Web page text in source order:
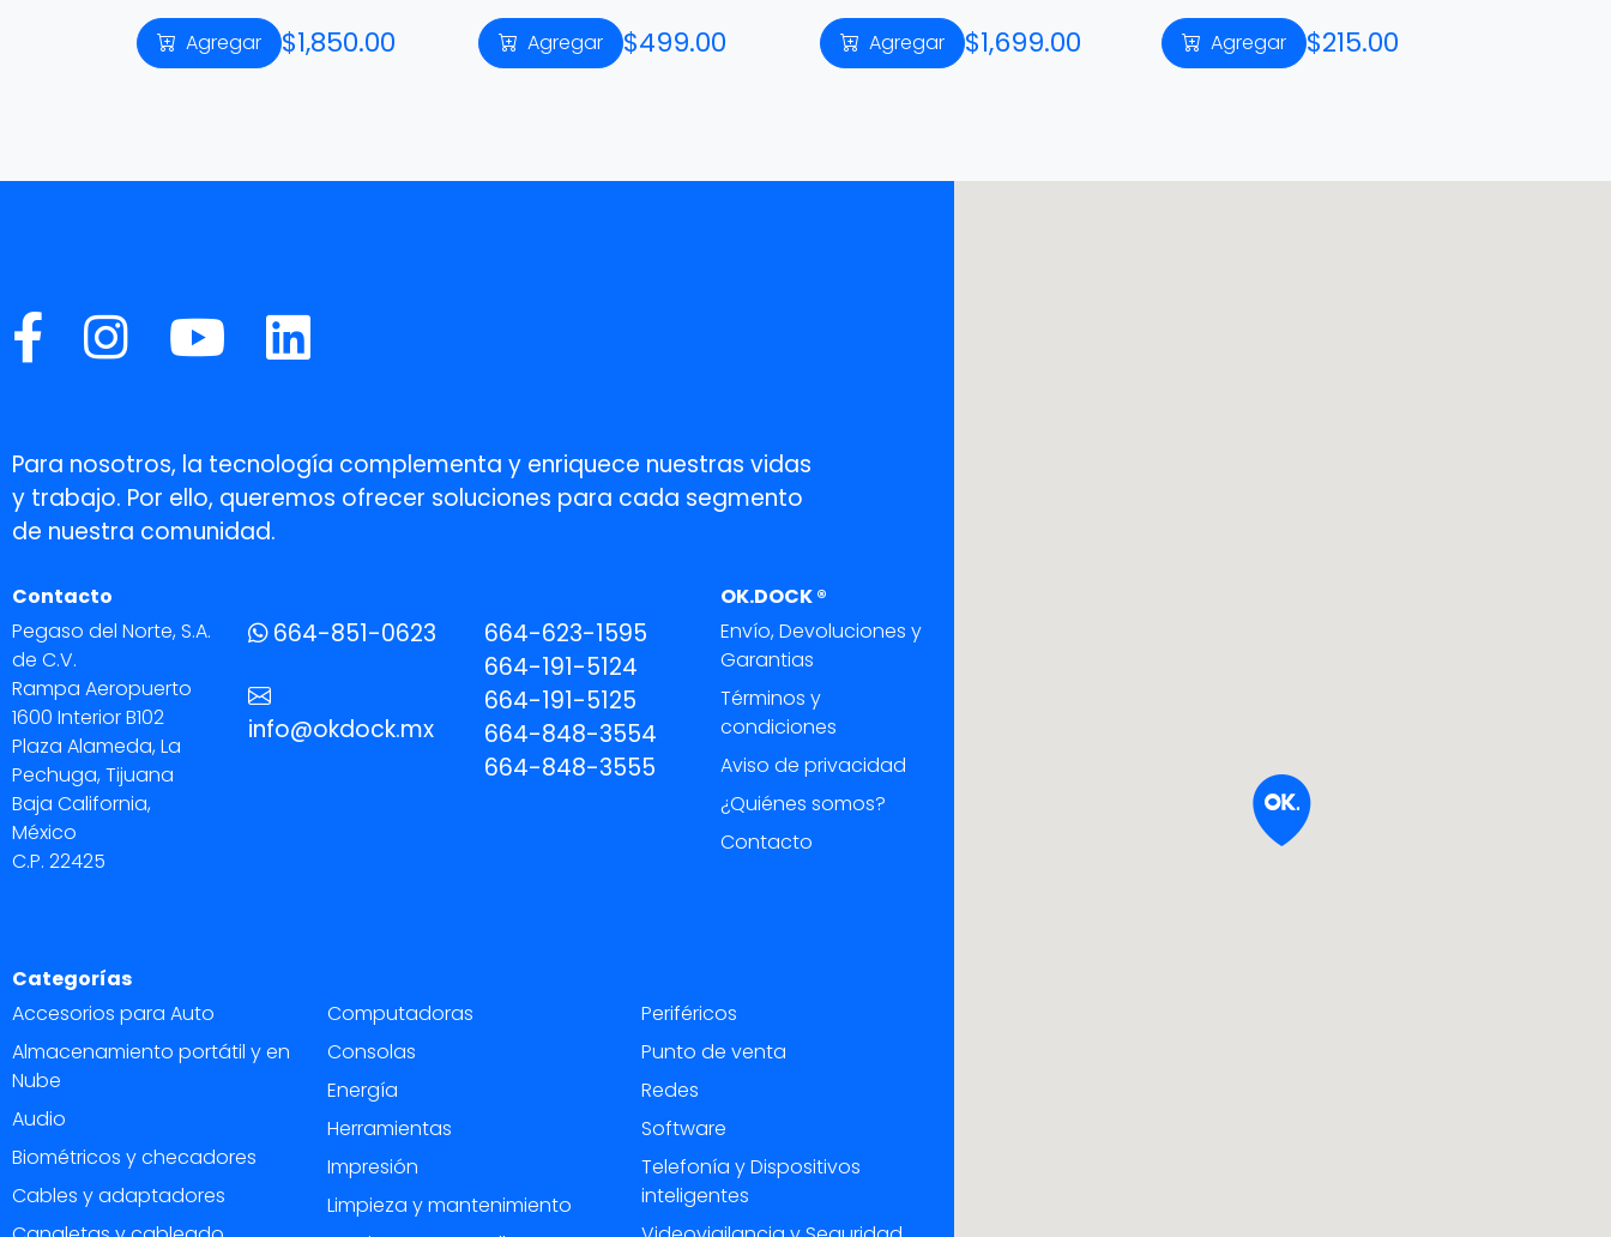
Agregar $1,850.00 Agregar $499.00 Agregar $1,699.00 Agregar $215.00
Para nosotros, la tecnología complementa y enriquece nuestras vidas
y trabajo. Por ello, queremos ofrecer soluciones para cada segmento
de nuestra comunidad.
Contacto
Pegaso del Norte, S.A.
de C.V.
Rampa Aeropuerto
1600 Interior B102
Plaza Alameda, La
Pechuga, Tijuana
Baja California,
México
C.P. 22425
664-851-0623
info@okdock.mx
664-623-1595
664-191-5124
664-191-5125
664-848-3554
664-848-3555
OK.DOCK ®
Envío, Devoluciones y
Garantias
Términos y
condiciones
Aviso de privacidad
¿Quiénes somos?
Contacto
Categorías
Accesorios para Auto
Almacenamiento portátil y en
Nube
Audio
Biométricos y checadores
Cables y adaptadores
Computadoras
Consolas
Energía
Herramientas
Impresión
Limpieza y mantenimiento
Periféricos
Punto de venta
Redes
Software
Telefonía y Dispositivos
inteligentes